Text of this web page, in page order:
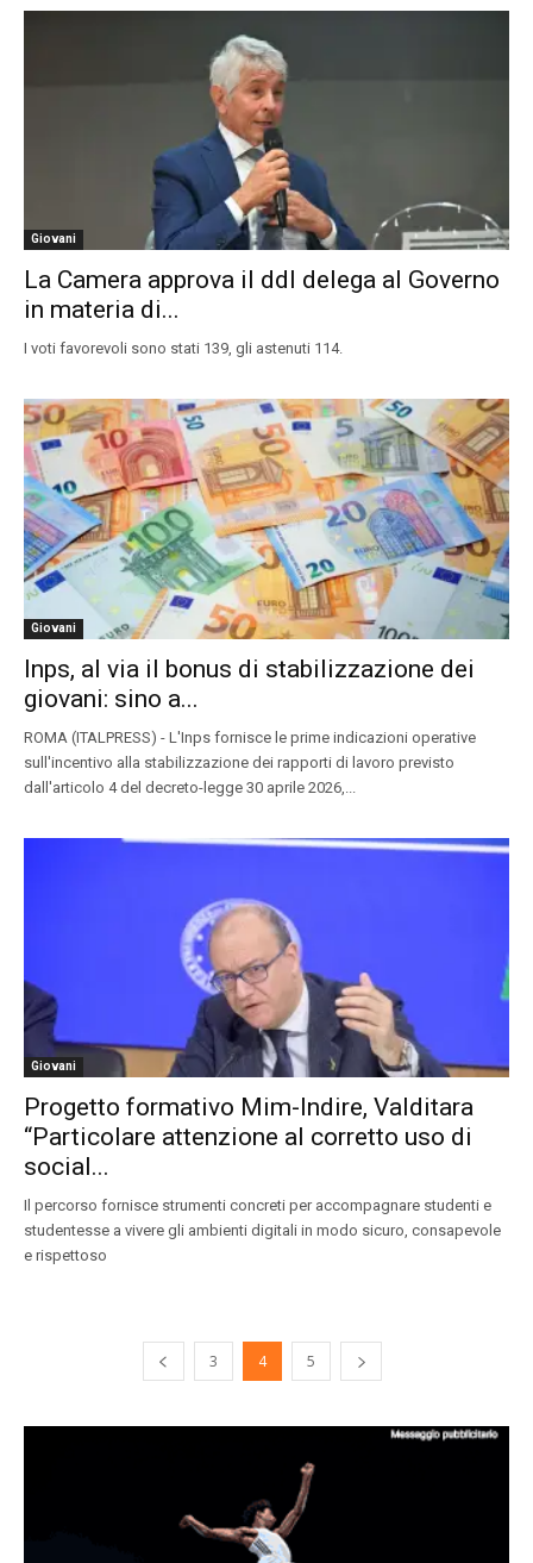
Giovani
La Camera approva il ddl delega al Governo
in materia di...
I voti favorevoli sono stati 139, gli astenuti 114.
Giovani
Inps, al via il bonus di stabilizzazione dei
giovani: sino a...
ROMA (ITALPRESS) - L'Inps fornisce le prime indicazioni operative
sull'incentivo alla stabilizzazione dei rapporti di lavoro previsto
dall'articolo 4 del decreto-legge 30 aprile 2026,...
Giovani
Progetto formativo Mim-Indire, Valditara
“Particolare attenzione al corretto uso di
social...
Il percorso fornisce strumenti concreti per accompagnare studenti e
studentesse a vivere gli ambienti digitali in modo sicuro, consapevole
e rispettoso
3 4 5